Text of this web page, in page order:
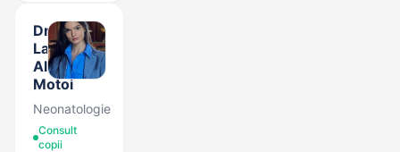
Dr.
Lavinia
Alexandra
Motoi
Neonatologie
Consult
copii